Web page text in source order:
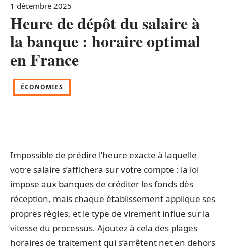
1 décembre 2025
Heure de dépôt du salaire à
la banque : horaire optimal
en France
ÉCONOMIES
Impossible de prédire l’heure exacte à laquelle
votre salaire s’affichera sur votre compte : la loi
impose aux banques de créditer les fonds dès
réception, mais chaque établissement applique ses
propres règles, et le type de virement influe sur la
vitesse du processus. Ajoutez à cela des plages
horaires de traitement qui s’arrêtent net en dehors